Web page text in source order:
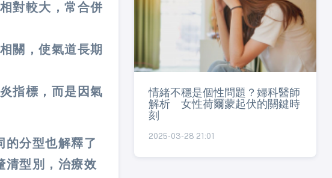
對較大，常合併
關，使氣道長期
指標，而是因氣
的分型也解釋了
清型別，治療效
情緒不穩是個性問題？婦科醫師
解析 女性荷爾蒙起伏的關鍵時
刻
2025-03-28 21:01